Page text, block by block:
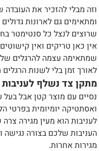
וזה מבלי להזכיר את העובדה
ומתאימים גם לארונות
שרוצים לנצל כל סנטימטר
אין כאן טריקים ואין
שמתאימה עצמה להרגלים
לאורך זמן בלי לשנות
מתקן צד נשלף לעניבות
נסיים עם מוצר קטן אבל בעל
ואסתטיקה יומיומית בפרטי
לעניבות הוא מעין מגירה
העניבות שלכם בצורה נגישה
מגירות אחרות.